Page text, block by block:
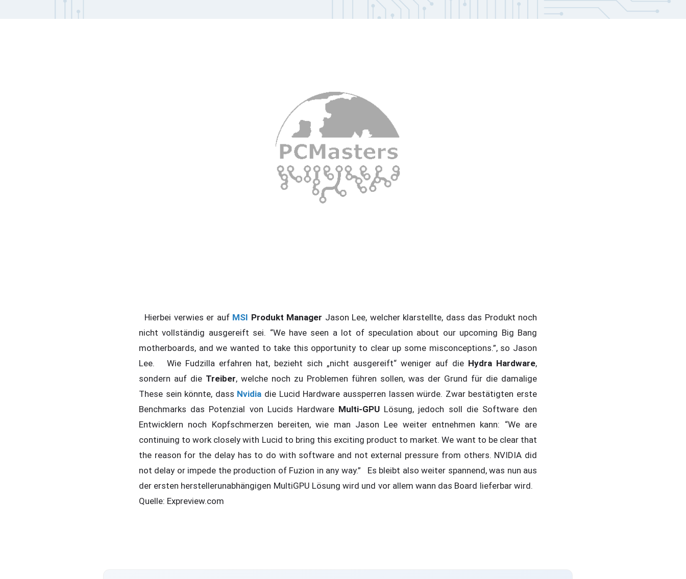
Hierbei verwies er auf MSI Produkt Manager Jason Lee, welcher klarstellte, dass das Produkt noch
nicht vollständig ausgereift sei. “We have seen a lot of speculation about our upcoming Big Bang
motherboards, and we wanted to take this opportunity to clear up some misconceptions.”, so Jason
Lee. Wie Fudzilla erfahren hat, bezieht sich „nicht ausgereift“ weniger auf die Hydra Hardware,
sondern auf die Treiber, welche noch zu Problemen führen sollen, was der Grund für die damalige
These sein könnte, dass Nvidia die Lucid Hardware aussperren lassen würde. Zwar bestätigten erste
Benchmarks das Potenzial von Lucids Hardware Multi-GPU Lösung, jedoch soll die Software den
Entwicklern noch Kopfschmerzen bereiten, wie man Jason Lee weiter entnehmen kann: “We are
continuing to work closely with Lucid to bring this exciting product to market. We want to be clear that
the reason for the delay has to do with software and not external pressure from others. NVIDIA did
not delay or impede the production of Fuzion in any way.” Es bleibt also weiter spannend, was nun aus
der ersten herstellerunabhängigen MultiGPU Lösung wird und vor allem wann das Board lieferbar wird.
Quelle: Expreview.com